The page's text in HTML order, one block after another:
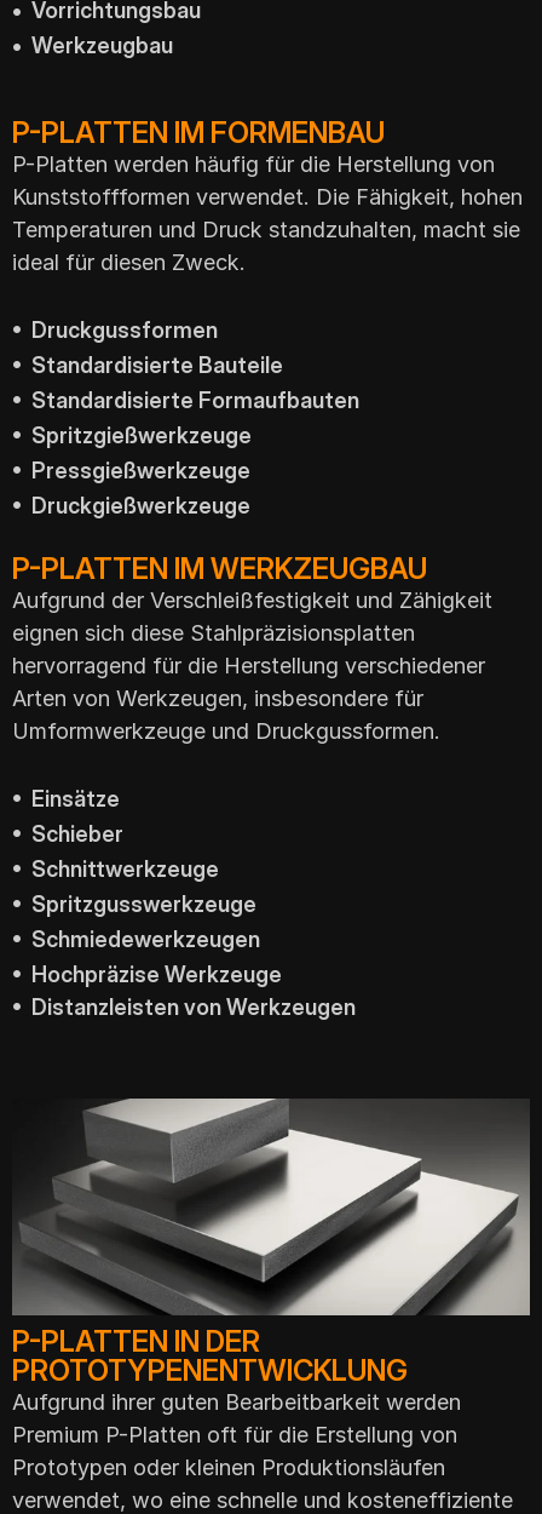
• Vorrichtungsbau
• Werkzeugbau
P-PLATTEN IM FORMENBAU
P-Platten werden häufig für die Herstellung von
Kunststoffformen verwendet. Die Fähigkeit, hohen
Temperaturen und Druck standzuhalten, macht sie
ideal für diesen Zweck.
• Druckgussformen
• Standardisierte Bauteile
• Standardisierte Formaufbauten
• Spritzgießwerkzeuge
• Pressgießwerkzeuge
• Druckgießwerkzeuge
P-PLATTEN IM WERKZEUGBAU
Aufgrund der Verschleißfestigkeit und Zähigkeit
eignen sich diese Stahlpräzisionsplatten
hervorragend für die Herstellung verschiedener
Arten von Werkzeugen, insbesondere für
Umformwerkzeuge und Druckgussformen.
• Einsätze
• Schieber
• Schnittwerkzeuge
• Spritzgusswerkzeuge
• Schmiedewerkzeugen
• Hochpräzise Werkzeuge
• Distanzleisten von Werkzeugen
P-PLATTEN IN DER
PROTOTYPENENTWICKLUNG
Aufgrund ihrer guten Bearbeitbarkeit werden
Premium P-Platten oft für die Erstellung von
Prototypen oder kleinen Produktionsläufen
verwendet, wo eine schnelle und kosteneffiziente